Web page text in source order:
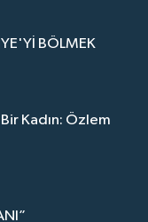
BÖLMEK
Kadın: Özlem